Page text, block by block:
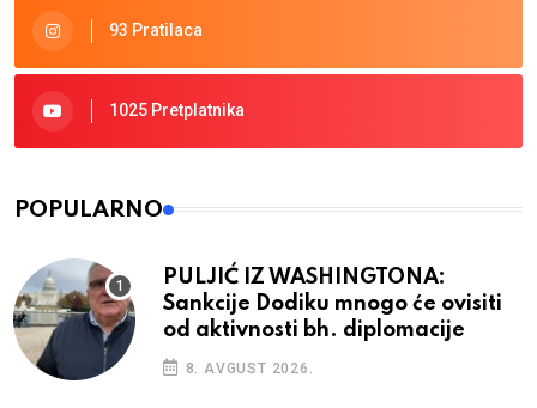
93 Pratilaca
1025 Pretplatnika
POPULARNO
PULJIĆ IZ WASHINGTONA:
Sankcije Dodiku mnogo će ovisiti
od aktivnosti bh. diplomacije
8. AVGUST 2026.